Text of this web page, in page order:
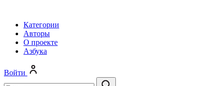
Категории
Авторы
О проекте
Азбука
Войти